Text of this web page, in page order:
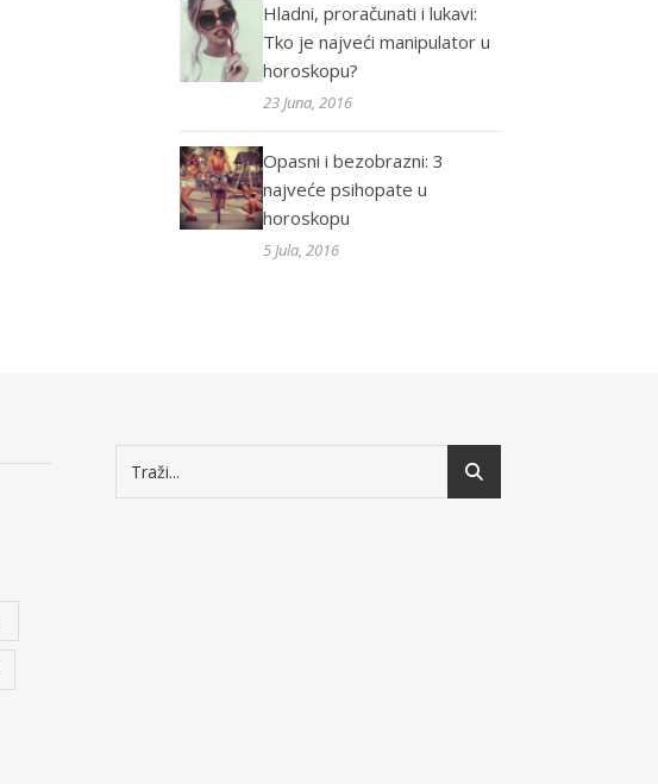
Hladni, proračunati i lukavi:
Tko je najveći manipulator u
horoskopu?
23 Juna, 2016
Opasni i bezobrazni: 3
najveće psihopate u
horoskopu
5 Jula, 2016